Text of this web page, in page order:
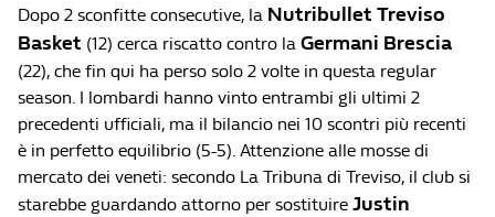
Dopo 2 sconfitte consecutive, la Nutribullet Treviso
Basket (12) cerca riscatto contro la Germani Brescia
(22), che fin qui ha perso solo 2 volte in questa regular
season. I lombardi hanno vinto entrambi gli ultimi 2
precedenti ufficiali, ma il bilancio nei 10 scontri più recenti
è in perfetto equilibrio (5-5). Attenzione alle mosse di
mercato dei veneti: secondo La Tribuna di Treviso, il club si
starebbe guardando attorno per sostituire Justin